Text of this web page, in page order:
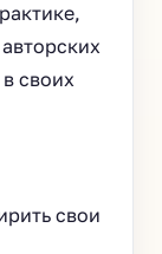
своих
свои